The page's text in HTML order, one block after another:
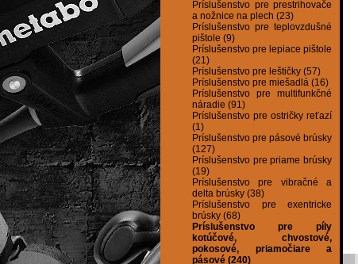
Príslušenstvo pre prestrihovače
a nožnice na plech (23)
Príslušenstvo pre teplovzdušné
pištole (9)
Príslušenstvo pre lepiace pištole
(21)
Príslušenstvo pre leštičky (57)
Príslušenstvo pre miešadlá (16)
Príslušenstvo pre multifunkčné
náradie (91)
Príslušenstvo pre ostričky reťazí
(1)
Príslušenstvo pre pásové brúsky
(127)
Príslušenstvo pre priame brúsky
(19)
Príslušenstvo pre vibračné a
delta brúsky (38)
Príslušenstvo pre exentricke
brúsky (68)
Príslušenstvo pre píly
kotúčové, chvostové,
pokosové, priamočiare a
pásové (240)